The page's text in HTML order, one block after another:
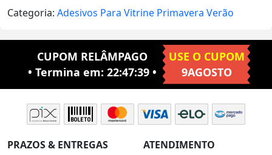
Categoria: Adesivos Para Vitrine Primavera Verão
CUPOM RELÂMPAGO
• Termina em: 22:47:38•
USE O CUPOM
9AGOSTO
PRAZOS & ENTREGAS ATENDIMENTO